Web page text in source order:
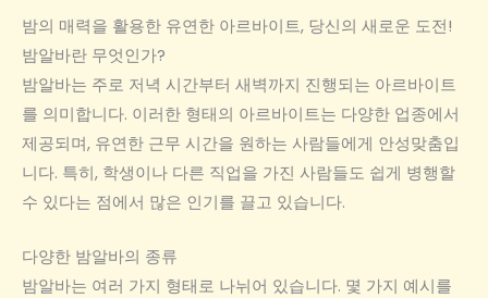
밤의 매력을 활용한 유연한 아르바이트, 당신의 새로운 도전!
밤알바란 무엇인가?
밤알바는 주로 저녁 시간부터 새벽까지 진행되는 아르바이트
를 의미합니다. 이러한 형태의 아르바이트는 다양한 업종에서
제공되며, 유연한 근무 시간을 원하는 사람들에게 안성맞춤입
니다. 특히, 학생이나 다른 직업을 가진 사람들도 쉽게 병행할
수 있다는 점에서 많은 인기를 끌고 있습니다.
다양한 밤알바의 종류
밤알바는 여러 가지 형태로 나뉘어 있습니다. 몇 가지 예시를